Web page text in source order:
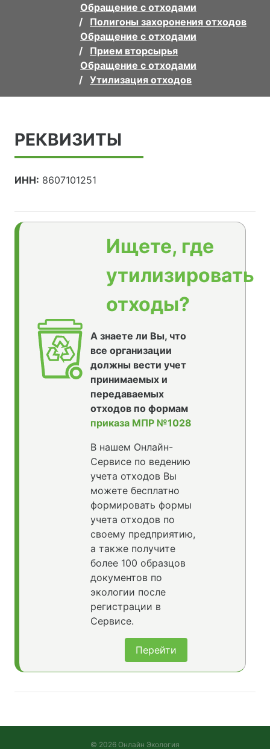
Обращение с отходами
Полигоны захоронения отходов
Обращение с отходами
Прием вторсырья
Обращение с отходами
Утилизация отходов
РЕКВИЗИТЫ
ИНН: 8607101251
Ищете, где
утилизировать
отходы?
А знаете ли Вы, что
все организации
должны вести учет
принимаемых и
передаваемых
отходов по формам
приказа МПР №1028
В нашем Онлайн-
Сервисе по ведению
учета отходов Вы
можете бесплатно
формировать формы
учета отходов по
своему предприятию,
а также получите
более 100 образцов
документов по
экологии после
регистрации в
Сервисе.
Перейти
© 2026 Онлайн Экология